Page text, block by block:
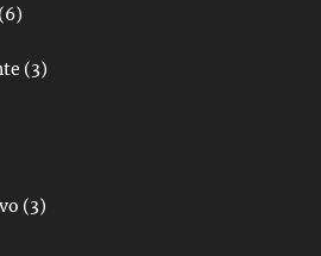
(6)
(3)
(3)